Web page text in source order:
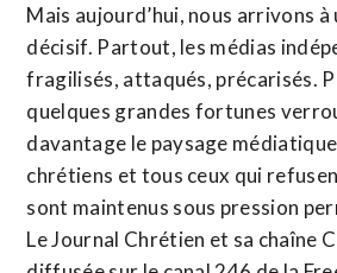
Mais aujourd’hui, nous arrivons à
décisif. Partout, les médias
fragilisés, attaqués, précarisés.
quelques grandes fortunes
davantage le paysage
chrétiens et tous ceux qui
sont maintenus sous pression
Le Journal Chrétien et sa chaîne